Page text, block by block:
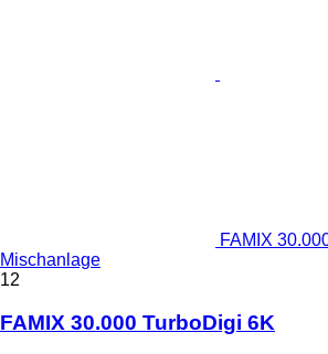
FAMIX
Mischanlage
12
FAMIX 30.000 TurboDigi 6K